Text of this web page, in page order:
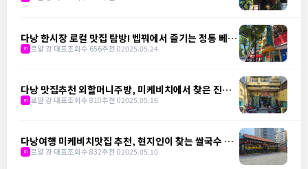
다낭 한시장 로컬 맛집 탐방! 벱꿔에서 즐기는 정통 베트
남 가정식
m 로얄 강 대표조회수 656추천 02025.05.24
다낭 맛집추천 외할머니주방, 미케비치에서 찾은 진짜
베트남 밥상
m 로얄 강 대표조회수 810추천 02025.05.16
다낭여행 미케비치맛집 추천, 현지인이 찾는 쌀국수 맛
집 냐항 비엣 쓰어
m 로얄 강 대표조회수 832추천 02025.05.10